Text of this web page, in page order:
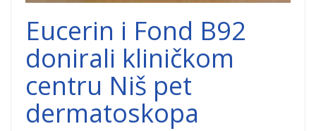
Eucerin i Fond B92
donirali kliničkom
centru Niš pet
dermatoskopa